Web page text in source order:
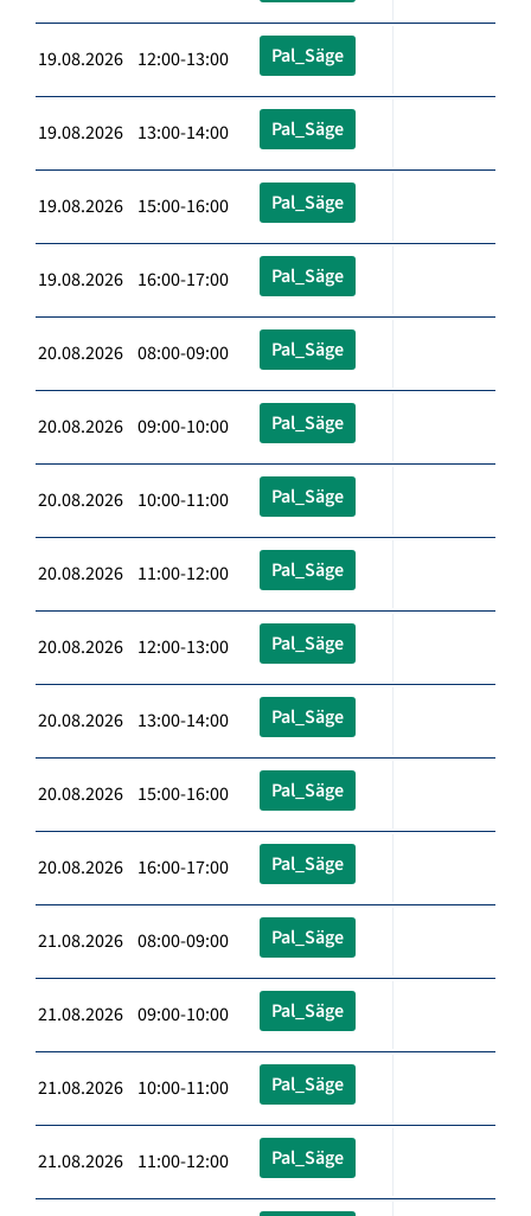
19.08.2026 12:00-13:00 Pal_Säge
19.08.2026 13:00-14:00 Pal_Säge
19.08.2026 15:00-16:00 Pal_Säge
19.08.2026 16:00-17:00 Pal_Säge
20.08.2026 08:00-09:00 Pal_Säge
20.08.2026 09:00-10:00 Pal_Säge
20.08.2026 10:00-11:00 Pal_Säge
20.08.2026 11:00-12:00 Pal_Säge
20.08.2026 12:00-13:00 Pal_Säge
20.08.2026 13:00-14:00 Pal_Säge
20.08.2026 15:00-16:00 Pal_Säge
20.08.2026 16:00-17:00 Pal_Säge
21.08.2026 08:00-09:00 Pal_Säge
21.08.2026 09:00-10:00 Pal_Säge
21.08.2026 10:00-11:00 Pal_Säge
21.08.2026 11:00-12:00 Pal_Säge